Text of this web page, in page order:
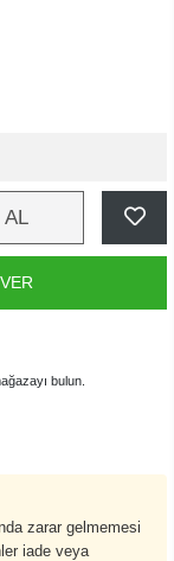
AL
bulun.
zarar gelmemesi
iade veya